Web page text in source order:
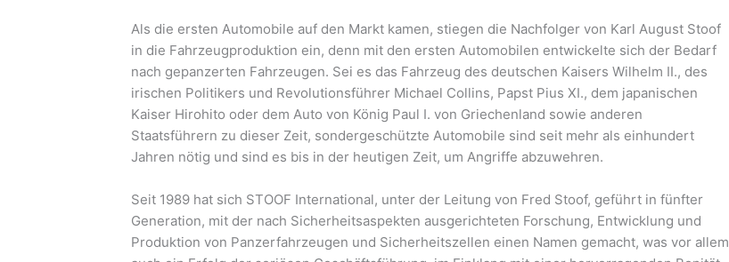
Als die ersten Automobile auf den Markt kamen, stiegen die Nachfolger von Karl August Stoof
in die Fahrzeugproduktion ein, denn mit den ersten Automobilen entwickelte sich der Bedarf
nach gepanzerten Fahrzeugen. Sei es das Fahrzeug des deutschen Kaisers Wilhelm II., des
irischen Politikers und Revolutionsführer Michael Collins, Papst Pius XI., dem japanischen
Kaiser Hirohito oder dem Auto von König Paul I. von Griechenland sowie anderen
Staatsführern zu dieser Zeit, sondergeschützte Automobile sind seit mehr als einhundert
Jahren nötig und sind es bis in der heutigen Zeit, um Angriffe abzuwehren.
Seit 1989 hat sich STOOF International, unter der Leitung von Fred Stoof, geführt in fünfter
Generation, mit der nach Sicherheitsaspekten ausgerichteten Forschung, Entwicklung und
Produktion von Panzerfahrzeugen und Sicherheitszellen einen Namen gemacht, was vor allem